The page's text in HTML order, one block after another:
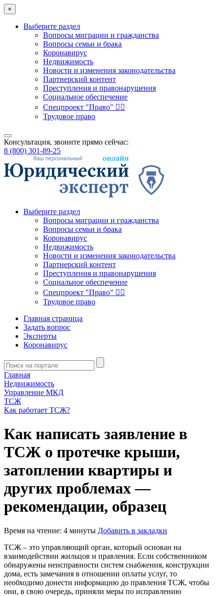
×
Выберите раздел
Вопросы миграции и гражданства
Вопросы семьи и брака
Коронавирус
Недвижимость
Новости и изменения законодательства
Партнерский контент
Преступления и правонарушения
Социальное обеспечение
Спецпроект "Право" 👮‍♂️
Трудовое право
Консультация, звоните прямо сейчас:
8 (800) 301-89-25
Выберите раздел
Вопросы миграции и гражданства
Вопросы семьи и брака
Коронавирус
Недвижимость
Новости и изменения законодательства
Партнерский контент
Преступления и правонарушения
Социальное обеспечение
Спецпроект "Право" 👮‍♂️
Трудовое право
Главная страница
Задать вопрос
Эксперты
Коронавирус
Главная
Недвижимость
Управление МКД
ТСЖ
Как работает ТСЖ?
Как написать заявление в
ТСЖ о протечке крыши,
затоплении квартиры и
других проблемах —
рекомендации, образец
Время на чтение: 4 минуты Добавить в закладки
ТСЖ – это управляющий орган, который основан на
взаимодействии жильцов и правления. Если собственником
обнаружены неисправности систем снабжения, конструкции
дома, есть замечания в отношении оплаты услуг, то
необходимо донести информацию до правления ТСЖ, чтобы
они, в свою очередь, приняли меры по исправлению